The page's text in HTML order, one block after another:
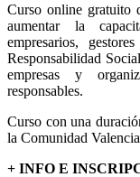
Curso online gratuito
aumentar la
empresarios,
Responsabilidad
empresas y
responsables.
Curso con una
la Comunidad
+ INFO E